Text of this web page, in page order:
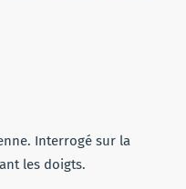
Interrogé sur la
les doigts.